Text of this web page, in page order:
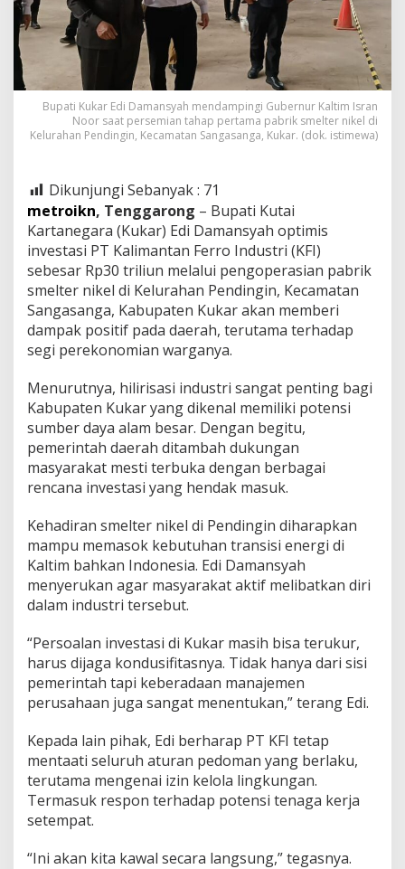
Bupati Kukar Edi Damansyah mendampingi Gubernur Kaltim Isran
Noor saat persemian tahap pertama pabrik smelter nikel di
Kelurahan Pendingin, Kecamatan Sangasanga, Kukar. (dok. istimewa)
Dikunjungi Sebanyak : 71
metroikn, Tenggarong – Bupati Kutai
Kartanegara (Kukar) Edi Damansyah optimis
investasi PT Kalimantan Ferro Industri (KFI)
sebesar Rp30 triliun melalui pengoperasian pabrik
smelter nikel di Kelurahan Pendingin, Kecamatan
Sangasanga, Kabupaten Kukar akan memberi
dampak positif pada daerah, terutama terhadap
segi perekonomian warganya.
Menurutnya, hilirisasi industri sangat penting bagi
Kabupaten Kukar yang dikenal memiliki potensi
sumber daya alam besar. Dengan begitu,
pemerintah daerah ditambah dukungan
masyarakat mesti terbuka dengan berbagai
rencana investasi yang hendak masuk.
Kehadiran smelter nikel di Pendingin diharapkan
mampu memasok kebutuhan transisi energi di
Kaltim bahkan Indonesia. Edi Damansyah
menyerukan agar masyarakat aktif melibatkan diri
dalam industri tersebut.
“Persoalan investasi di Kukar masih bisa terukur,
harus dijaga kondusifitasnya. Tidak hanya dari sisi
pemerintah tapi keberadaan manajemen
perusahaan juga sangat menentukan,” terang Edi.
Kepada lain pihak, Edi berharap PT KFI tetap
mentaati seluruh aturan pedoman yang berlaku,
terutama mengenai izin kelola lingkungan.
Termasuk respon terhadap potensi tenaga kerja
setempat.
“Ini akan kita kawal secara langsung,” tegasnya.